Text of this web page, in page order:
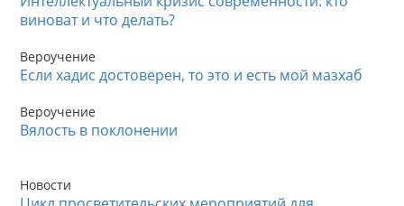
виноват и что делать?
Вероучение
Если хадис достоверен, то это и есть мой мазхаб
Вероучение
Вялость в поклонении
Новости